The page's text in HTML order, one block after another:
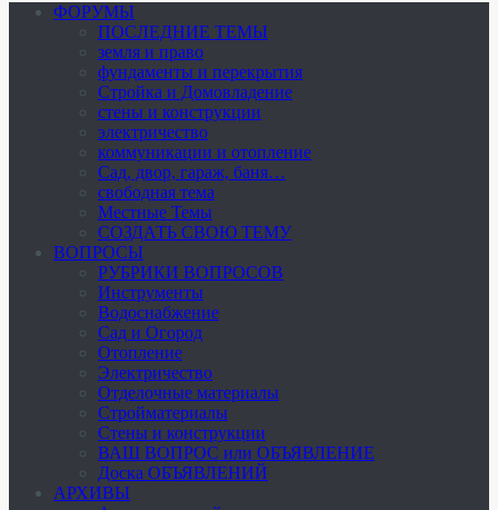
ФОРУМЫ
ПОСЛЕДНИЕ ТЕМЫ
земля и право
фундаменты и перекрытия
Стройка и Домовладение
стены и конструкции
электричество
коммуникации и отопление
Cад, двор, гараж, баня…
свободная тема
Местные Темы
СОЗДАТЬ СВОЮ ТЕМУ
ВОПРОСЫ
РУБРИКИ ВОПРОСОВ
Инструменты
Водоснабжение
Сад и Огород
Отопление
Электричество
Отделочные материалы
Стройматериалы
Стены и конструкции
ВАШ ВОПРОС или ОБЪЯВЛЕНИЕ
Доска ОБЪЯВЛЕНИЙ
АРХИВЫ